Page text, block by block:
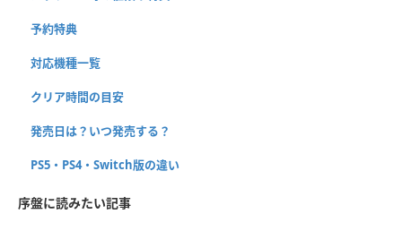
予約特典
対応機種一覧
クリア時間の目安
発売日は？いつ発売する？
PS5・PS4・Switch版の違い
序盤に読みたい記事